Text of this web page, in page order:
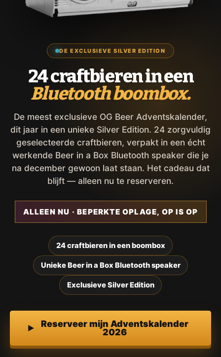
DE EXCLUSIEVE SILVER EDITION
24 craftbieren in een
Bluetooth boombox.
De meest exclusieve OG Beer Adventskalender,
dit jaar in een unieke Silver Edition. 24 zorgvuldig
geselecteerde craftbieren, verpakt in een écht
werkende Beer in a Box Bluetooth speaker die je
na december gewoon laat staan. Het cadeau dat
blijft — alleen nu te reserveren.
ALLEEN NU · BEPERKTE OPLAGE, OP IS OP
24 craftbieren in een boombox
Unieke Beer in a Box Bluetooth speaker
Exclusieve Silver Edition
Reserveer mijn Adventskalender
2026